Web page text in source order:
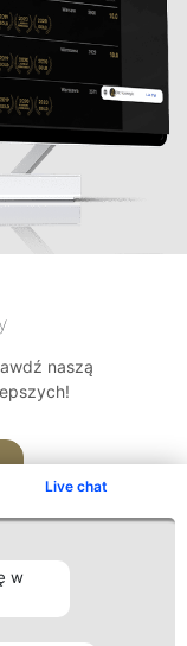
Live chat
w
naszą
Kontakt